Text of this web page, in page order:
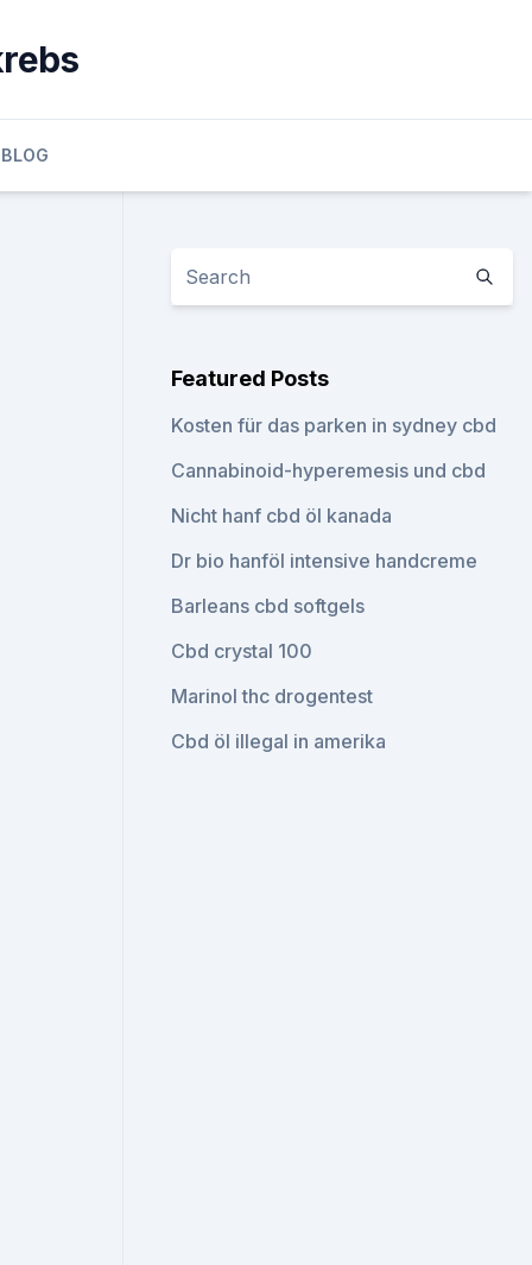
BLOG
Featured Posts
Kosten für das parken in sydney cbd
Cannabinoid-hyperemesis und cbd
Nicht hanf cbd öl kanada
Dr bio hanföl intensive handcreme
Barleans cbd softgels
Cbd crystal 100
Marinol thc drogentest
Cbd öl illegal in amerika